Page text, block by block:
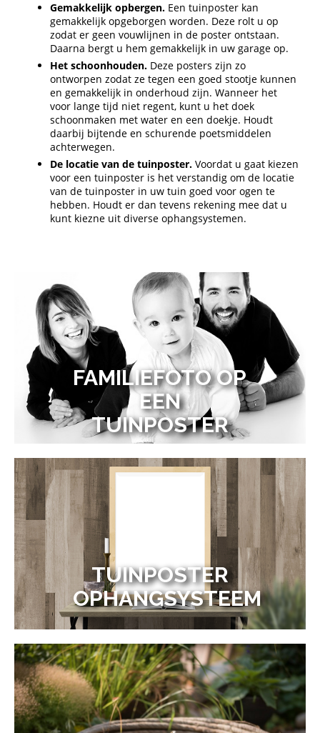
Gemakkelijk opbergen. Een tuinposter kan
gemakkelijk opgeborgen worden. Deze rolt u op
zodat er geen vouwlijnen in de poster ontstaan.
Daarna bergt u hem gemakkelijk in uw garage op.
Het schoonhouden. Deze posters zijn zo
ontworpen zodat ze tegen een goed stootje kunnen
en gemakkelijk in onderhoud zijn. Wanneer het
voor lange tijd niet regent, kunt u het doek
schoonmaken met water en een doekje. Houdt
daarbij bijtende en schurende poetsmiddelen
achterwegen.
De locatie van de tuinposter. Voordat u gaat kiezen
voor een tuinposter is het verstandig om de locatie
van de tuinposter in uw tuin goed voor ogen te
hebben. Houdt er dan tevens rekening mee dat u
kunt kiezne uit diverse ophangsystemen.
FAMILIEFOTO OP
EEN
TUINPOSTER
TUINPOSTER
OPHANGSYSTEEM